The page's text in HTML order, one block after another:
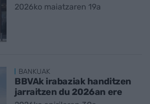
2026ko maiatzaren 19a
BANKUAK
BBVAk irabaziak handitzen
jarraitzen du 2026an ere